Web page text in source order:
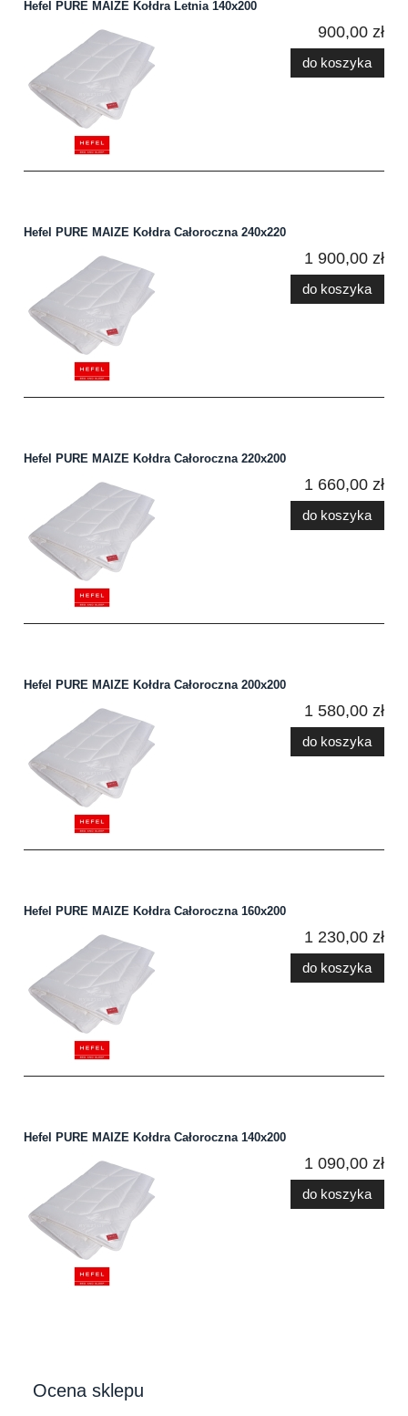
Hefel PURE MAIZE Kołdra Letnia 140x200
900,00 zł
do koszyka
Hefel PURE MAIZE Kołdra Całoroczna 240x220
1 900,00 zł
do koszyka
Hefel PURE MAIZE Kołdra Całoroczna 220x200
1 660,00 zł
do koszyka
Hefel PURE MAIZE Kołdra Całoroczna 200x200
1 580,00 zł
do koszyka
Hefel PURE MAIZE Kołdra Całoroczna 160x200
1 230,00 zł
do koszyka
Hefel PURE MAIZE Kołdra Całoroczna 140x200
1 090,00 zł
do koszyka
Ocena sklepu